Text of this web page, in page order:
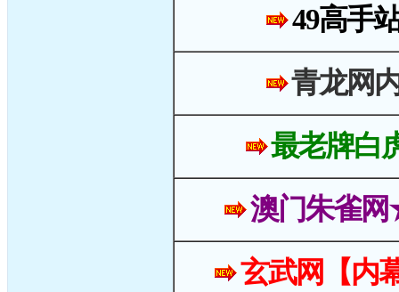
49高手
青龙网
最老牌白
澳门朱雀
玄武网【内